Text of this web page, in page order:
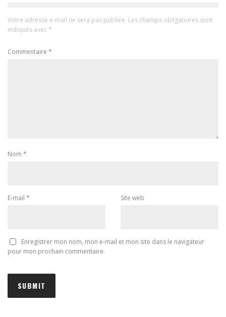
Votre adresse e-mail ne sera pas publiée. Les champs obligatoires sont
indiqués avec *
Commentaire *
Nom *
E-mail * Site web
Enregistrer mon nom, mon e-mail et mon site dans le navigateur
pour mon prochain commentaire.